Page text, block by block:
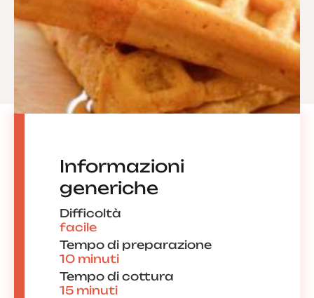
Informazioni
generiche
Difficoltà
facile
Tempo di preparazione
10 minuti
Tempo di cottura
15 minuti